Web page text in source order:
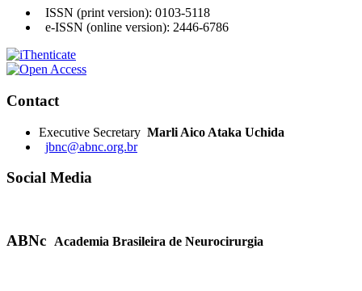
ISSN (print version): 0103-5118
e-ISSN (online version): 2446-6786
Contact
Executive Secretary Marli Aico Ataka Uchida
jbnc@abnc.org.br
Social Media
ABNc Academia Brasileira de Neurocirurgia